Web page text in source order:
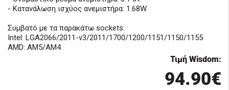
- Κατανάλωση ισχύος ανεμιστήρα: 1.68W
Συμβατό με τα παρακάτω sockets:
Intel: LGA2066/2011-v3/2011/1700/1200/1151/1150/1155
AMD: AM5/AM4
Τιμή Wisdom:
94.90€